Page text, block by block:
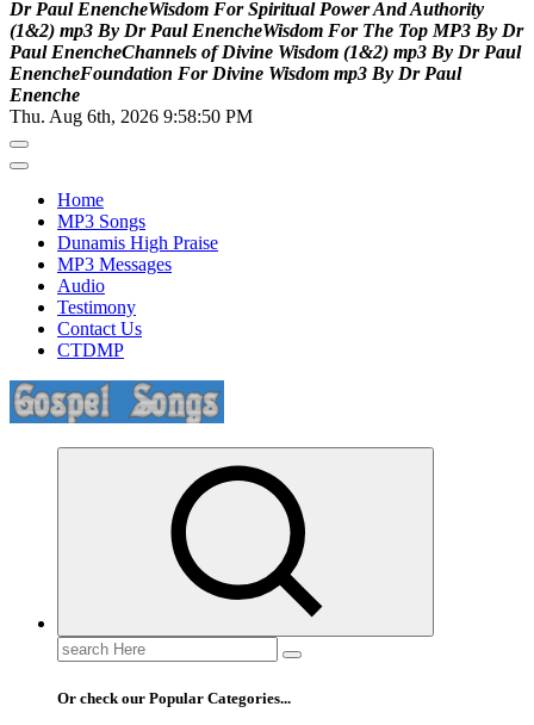
Dr Paul EnencheWisdom For Spiritual PowerAndAuthority
(1&2) mp3 By Dr Paul EnencheWisdom For The Top MP3 By Dr
Paul EnencheChannels of Divine Wisdom (1&2) mp3 By Dr Paul
EnencheFoundation For Divine Wisdom mp3 By Dr Paul
Enenche
Thu. Aug 6th, 2026 9:58:51 PM
Home
MP3 Songs
Dunamis High Praise
MP3 Messages
Audio
Testimony
Contact Us
CTDMP
Life Changing And Soul Lifting Gospel Songs And Messages
Search
for:
Or check our Popular Categories...